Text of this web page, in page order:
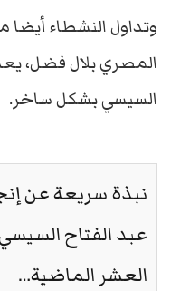
وتداول النشطاء
المصري بلال فضل،
السيسي بشكل ساخر.
نبذة سريعة عن
عبد الفتاح
العشر الماضية…